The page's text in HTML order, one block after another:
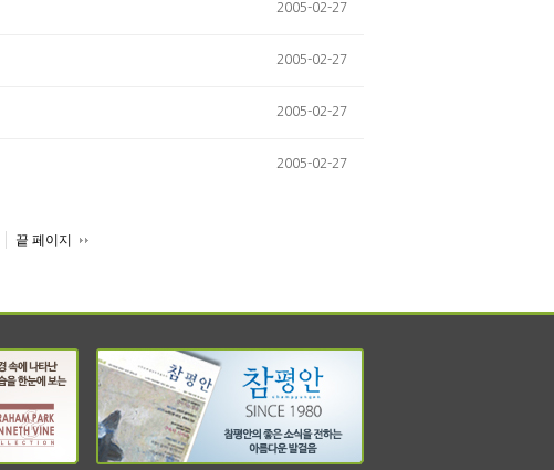
2005-02-27
2005-02-27
2005-02-27
2005-02-27
끝 페이지